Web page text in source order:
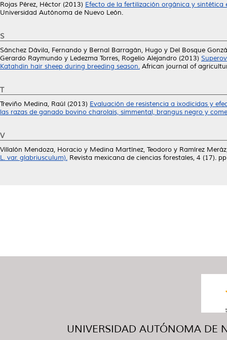
Rojas Pérez, Héctor (2013) Efecto de la fertilización orgánica y
Universidad Autónoma de Nuevo León.
S
Sánchez Dávila, Fernando y Bernal Barragán, Hugo y Del Bosque
Gerardo Raymundo y Ledezma Torres, Rogelio Alejandro (2013)
Katahdin hair sheep during breeding season. African journal of
T
Treviño Medina, Raúl (2013) Evaluación de resistencia a ixodicidas y
las razas de ganado bovino charolais, simmental, brangus negro y
V
Villalón Mendoza, Horacio y Medina Martínez, Teodoro y Ramírez
L. var. glabriusculum). Revista mexicana de ciencias forestales, 4 (17).
UNIVERSIDAD AUTÓNOMA DE